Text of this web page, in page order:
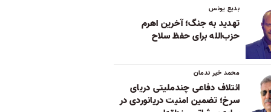
بدیع یونس
تهدید به جنگ؛ آخرین اهرم
حزب‌الله برای حفظ سلاح
محمد خیر ندمان
ائتلاف دفاعی چندملیتی دریای
سرخ؛ تضمین امنیت دریانوردی در